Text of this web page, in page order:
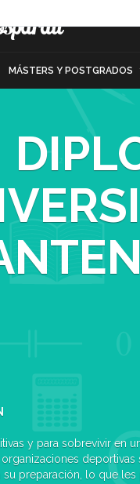
MÁSTERS Y POSTGRADOS
y para sobrevivir en
deportivas
preparación, lo que